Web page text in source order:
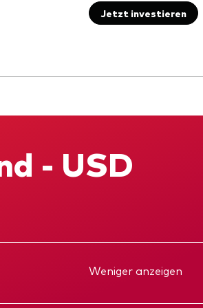
Jetzt investieren
- USD
Weniger anzeigen
Jahresbericht